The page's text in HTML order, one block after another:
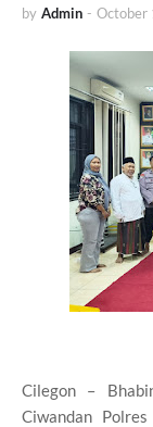
by Admin - October
Cilegon –
Ciwandan